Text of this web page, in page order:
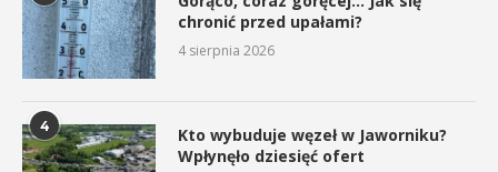
chronić przed upałami?
4 sierpnia 2026
4
Kto wybuduje węzeł w Jaworniku?
Wpłynęło dziesięć ofert